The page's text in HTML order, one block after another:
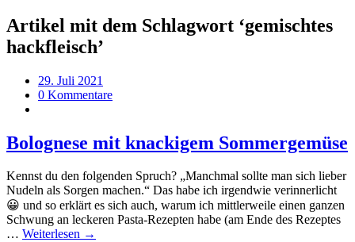
Artikel mit dem Schlagwort ‘gemischtes
hackfleisch’
29. Juli 2021
0 Kommentare
Bolognese mit knackigem Sommergemüse
Kennst du den folgenden Spruch? „Manchmal sollte man sich lieber
Nudeln als Sorgen machen.“ Das habe ich irgendwie verinnerlicht
😀 und so erklärt es sich auch, warum ich mittlerweile einen ganzen
Schwung an leckeren Pasta-Rezepten habe (am Ende des Rezeptes
… Weiterlesen →